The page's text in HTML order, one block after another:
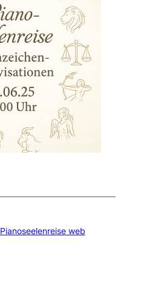
Pianoseelenreise web